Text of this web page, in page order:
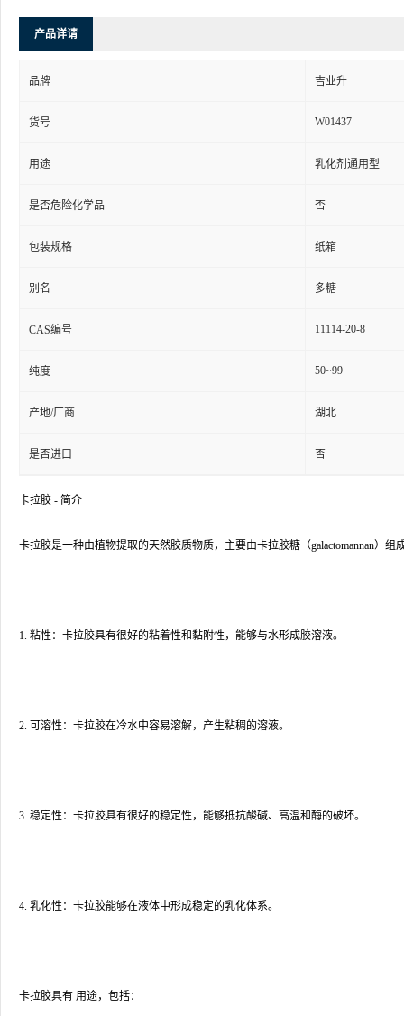
产品详请
品牌 吉业升
货号 W01437
用途 乳化剂通用型
是否危险化学品 否
包装规格 纸箱
别名 多糖
CAS编号 11114-20-8
纯度 50~99
产地/厂商 湖北
是否进口 否
卡拉胶 - 简介
卡拉胶是一种由植物提取的天然胶质物质，主要由卡拉胶糖（galactomannan）组
1. 粘性：卡拉胶具有很好的粘着性和黏附性，能够与水形成胶溶液。
2. 可溶性：卡拉胶在冷水中容易溶解，产生粘稠的溶液。
3. 稳定性：卡拉胶具有很好的稳定性，能够抵抗酸碱、高温和酶的破坏。
4. 乳化性：卡拉胶能够在液体中形成稳定的乳化体系。
卡拉胶具有 用途，包括：